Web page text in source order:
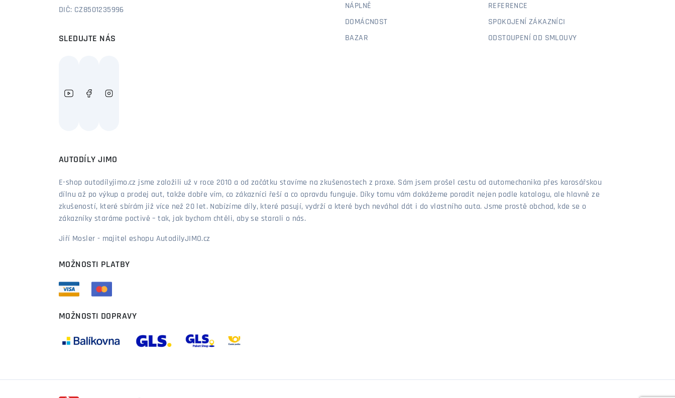
DIČ: CZ8501235996
SLEDUJTE NÁS
NÁPLNĚ
DOMÁCNOST
BAZAR
REFERENCE
SPOKOJENÍ ZÁKAZNÍCI
ODSTOUPENÍ OD SMLOUVY
AUTODÍLY JIMO
E-shop autodílyjimo.cz jsme založili už v roce 2010 a od začátku stavíme na zkušenostech z praxe. Sám jsem prošel cestu od automechanika přes karosářskou
dílnu až po výkup a prodej aut, takže dobře vím, co zákazníci řeší a co opravdu funguje. Díky tomu vám dokážeme poradit nejen podle katalogu, ale hlavně ze
zkušeností, které sbírám již více než 20 let. Nabízíme díly, které pasují, vydrží a které bych neváhal dát i do vlastního auta. Jsme prostě obchod, kde se o
zákazníky staráme poctivě – tak, jak bychom chtěli, aby se starali o nás.
Jiří Mosler - majitel eshopu AutodilyJIMO.cz
MOŽNOSTI PLATBY
MOŽNOSTI DOPRAVY